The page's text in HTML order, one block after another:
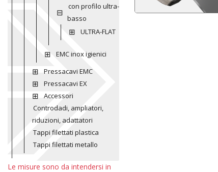
con profilo ultra-
basso
ULTRA-FLAT
EMC inox igienici
Pressacavi EMC
Pressacavi EX
Accessori
Controdadi, ampliatori,
riduzioni, adattatori
Tappi filettati plastica
Tappi filettati metallo
Le misure sono da intendersi in